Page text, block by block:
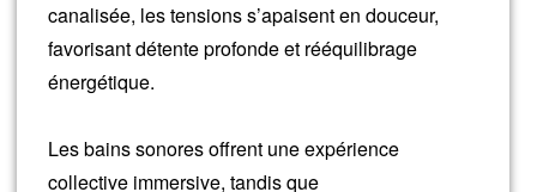
canalisée, les tensions s’apaisent en douceur,
favorisant détente profonde et rééquilibrage
énergétique.
Les bains sonores offrent une expérience
collective immersive, tandis que